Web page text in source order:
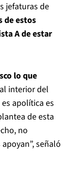
jefaturas de
de estos
A de estar
lo que
interior del
apolítica es
de esta
no
señaló